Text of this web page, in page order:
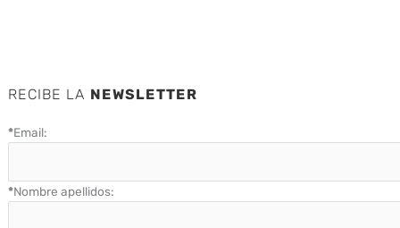
RECIBE LA NEWSLETTER
*Email:
*Nombre apellidos: